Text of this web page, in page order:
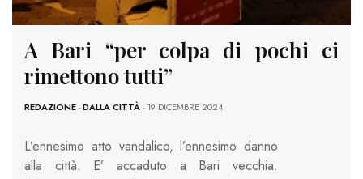
A Bari “per colpa di pochi ci
rimettono tutti”
REDAZIONE-DALLA CITTÀ- 19 DICEMBRE 2024
L’ennesimo atto vandalico, l’ennesimo danno
alla città. E’ accaduto a Bari vecchia.